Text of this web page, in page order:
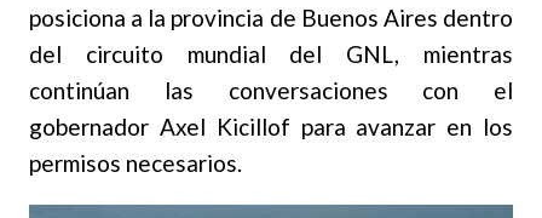
posiciona a la provincia de Buenos Aires dentro
del circuito mundial del GNL, mientras
continúan las conversaciones con el
gobernador Axel Kicillof para avanzar en los
permisos necesarios.